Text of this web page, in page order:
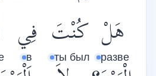
هَلْ
разве
كُنْتَ
ты был
فِي
в